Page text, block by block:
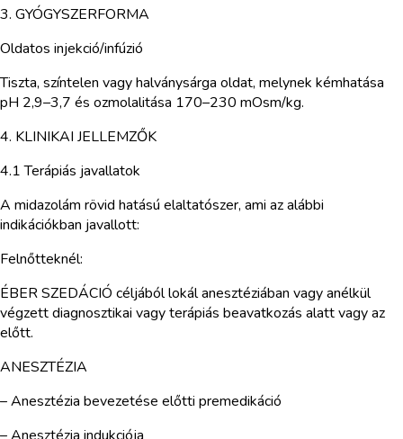
3. GYÓGYSZERFORMA
Oldatos injekció/infúzió
Tiszta, színtelen vagy halványsárga oldat, melynek kémhatása
pH 2,9–3,7 és ozmolalitása 170–230 mOsm/kg.
4. KLINIKAI JELLEMZŐK
4.1 Terápiás javallatok
A midazolám rövid hatású elaltatószer, ami az alábbi
indikációkban javallott:
Felnőtteknél:
ÉBER SZEDÁCIÓ céljából lokál anesztéziában vagy anélkül
végzett diagnosztikai vagy terápiás beavatkozás alatt vagy az
előtt.
ANESZTÉZIA
– Anesztézia bevezetése előtti premedikáció
– Anesztézia indukciója